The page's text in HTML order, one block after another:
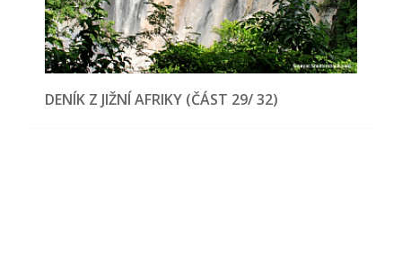
DENÍK Z JIŽNÍ AFRIKY (ČÁST 29/ 32)